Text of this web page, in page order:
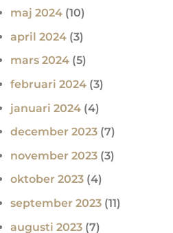
maj 2024 (10)
april 2024 (3)
mars 2024 (5)
februari 2024 (3)
januari 2024 (4)
december 2023 (7)
november 2023 (3)
oktober 2023 (4)
september 2023 (11)
augusti 2023 (7)